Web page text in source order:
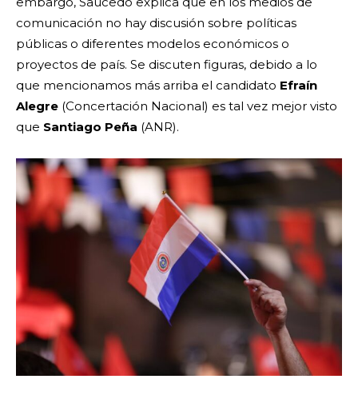
comunicación no hay discusión sobre políticas
públicas o diferentes modelos económicos o
proyectos de país. Se discuten figuras, debido a lo
que mencionamos más arriba el candidato Efraín
Alegre (Concertación Nacional) es tal vez mejor visto
que Santiago Peña (ANR).